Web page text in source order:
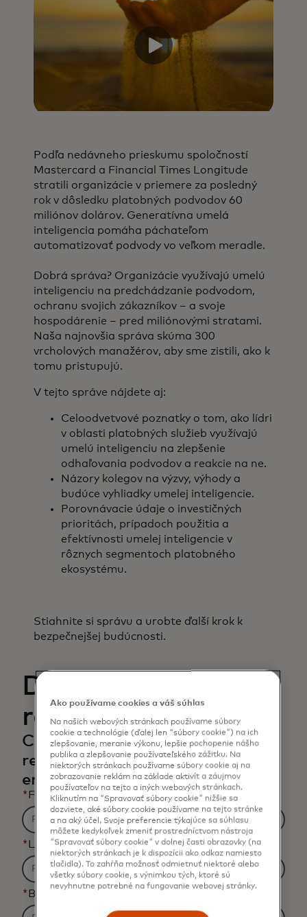
Podľa nedávneho prieskumu spoločností
Mastercard a Financial Times Longitude
stratili organizácie v priemere za posledný
rok v dôsledku platobných podvodov 60
miliónov dolárov. Generatívna umelá
inteligencia pomáha páchateľom
automatizovať podvody vo veľkom meradle.
Dobrá správa? Organizácie využívajú umelú
inteligenciu na predchádzanie podvodom,
ochranu svojich zákazníkov – a svoje
hospodárenie – pred miliónovými stratami.
Naša najnovšia správa skúma 300
vrcholových manažérov, aby sme zistili, ako k
tomu pristupujú.
V tejto správe nájdete aj:
Celoodvetvové poznatky o tom, ako lídri
v oblasti platobných služieb využívajú
umelú inteligenciu na zlepšenie
odhaľovania podvodov a reakcie na ne.
Názory kolegov na výzvy, výhody a
budúce vyhliadky umelej inteligencie.
Porovnávacie údaje o investičných
prioritách, prípadoch použitia a
efektívnosti umelej inteligencie v
rôznych segmentoch platobného
ekosystému.
Stiahnite si správu a urobte ďalší krok k
bezpečnejšej budúcnosti.
Download the
report
Complete the form to receive the
report and related content via
email.
* First Name
* Last Name
* Business Email Address
Ako používame cookies a váš súhlas
Na našich webových stránkach používame súbory
cookie a technológie (ďalej len "súbory cookie") na ich
zlepšovanie, meranie výkonu, lepšie pochopenie nášho
publika a zlepšovanie používateľského zážitku. Na
niektorých stránkach používame súbory cookie aj na
zobrazovanie reklám na základe aktivít a záujmov
používateľov na tejto a iných webových stránkach.
Kliknutím na "Spravovať súbory cookie" nižšie sa
dozviete, aké súbory cookie používame na tejto stránke
a na aký účel. Svoje preferencie týkajúce sa súhlasu
môžete kedykoľvek zmeniť prostredníctvom nástroja
"Spravovať súbory cookie" v dolnej časti obrazovky (na
niektorých stránkach je k dispozícii ako odkaz namiesto
tlačidla). To zahŕňa možnosť odmietnuť niektoré alebo
všetky súbory cookie, s výnimkou tých, ktoré sú
nevyhnutne potrebné na fungovanie webovej stránky.